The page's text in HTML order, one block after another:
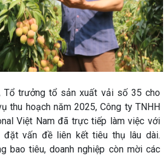
Tổ trưởng tổ sản xuất vải số 35 cho
thu hoạch năm 2025, Công ty TNHH
Việt Nam đã trực tiếp làm việc với
đặt vấn đề liên kết tiêu thụ lâu dài.
bao tiêu, doanh nghiệp còn mời các